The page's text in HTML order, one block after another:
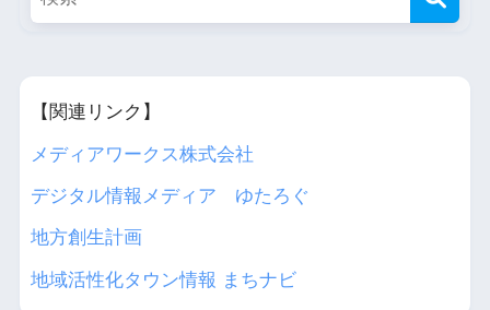
【関連リンク】
メディアワークス株式会社
デジタル情報メディア ゆたろぐ
地方創生計画
地域活性化タウン情報 まちナビ